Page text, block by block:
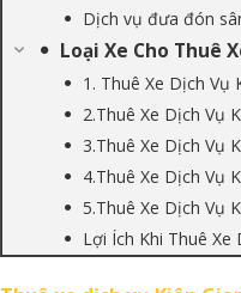
Dịch vụ đưa đón
Loại Xe Cho Thuê
1. Thuê Xe Dịch Vụ
2.Thuê Xe Dịch Vụ
3.Thuê Xe Dịch Vụ
4.Thuê Xe Dịch Vụ
5.Thuê Xe Dịch Vụ
Lợi Ích Khi Thuê Xe